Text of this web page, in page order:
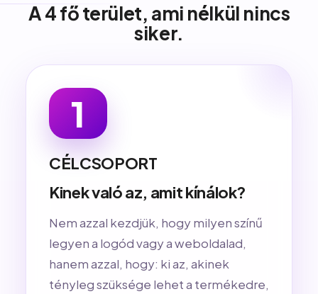
A 4 fő terület, ami nélkül nincs
siker.
1
CÉLCSOPORT
Kinek való az, amit kínálok?
Nem azzal kezdjük, hogy milyen színű
legyen a logód vagy a weboldalad,
hanem azzal, hogy: ki az, akinek
tényleg szüksége lehet a termékedre,